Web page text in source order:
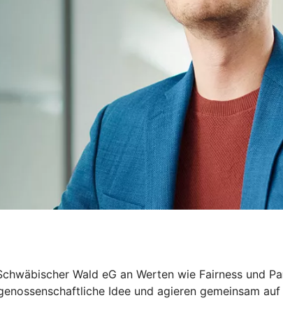
Wald eG an Werten wie Fairness und
Idee und agieren gemeinsam